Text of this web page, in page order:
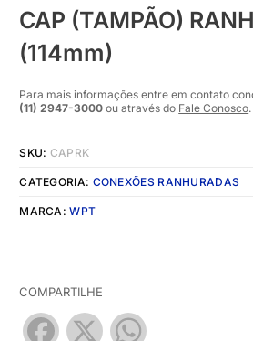
CAP (TAMPÃO)
(114mm)
Para mais informações entre em contato
(11) 2947-3000 ou através do Fale Conosco.
SKU: CAPRK
CATEGORIA: CONEXÕES RANHURADAS
MARCA:WPT
COMPARTILHE
Facebook
X